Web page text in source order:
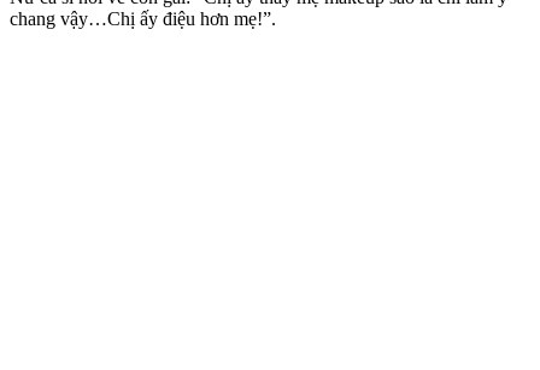
chang vậy…Chị ấy điệu hơn mẹ!”.